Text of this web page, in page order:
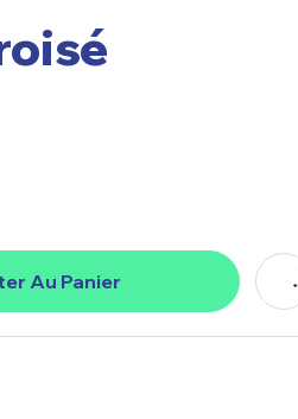
Au Panier